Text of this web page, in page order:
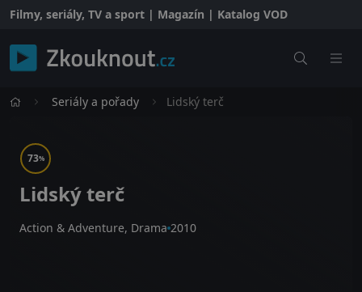
Filmy, seriály, TV a sport | Magazín | Katalog VOD
Seriály a pořady Lidský terč
73%
Lidský terč
Action & Adventure, Drama 2010